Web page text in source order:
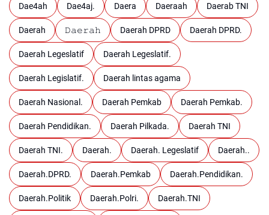
Dae4ah Dae4aj. Daera Daeraah Daerab TNI
Daerah 𝙳𝚊𝚎𝚛𝚊𝚑 Daerah DPRD Daerah DPRD.
Daerah Legeslatif Daerah Legeslatif.
Daerah Legislatif. Daerah lintas agama
Daerah Nasional. Daerah Pemkab Daerah Pemkab.
Daerah Pendidikan. Daerah Pilkada. Daerah TNI
Daerah TNI. Daerah. Daerah. Legeslatif Daerah..
Daerah.DPRD. Daerah.Pemkab Daerah.Pendidikan.
Daerah.Politik Daerah.Polri. Daerah.TNI